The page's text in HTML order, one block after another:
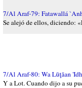
7/Al Araf-79: Fatawallá
Se alejó de ellos, diciendo:
7/Al Araf-80: Wa Lūţāan
Y a Lot. Cuando dijo a su